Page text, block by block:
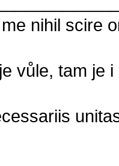
nihil scire
vůle, tam je